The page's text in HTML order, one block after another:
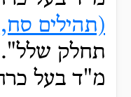
(תהילים סח,
תחלק שלל".
מ"ד בעל